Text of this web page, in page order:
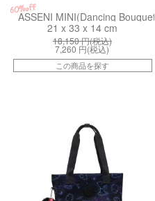
60%off
ASSENI MINI(Dancing Bouquet)
21 x 33 x 14 cm
18,150円(税込)
7,260 円(税込)
この商品を探す